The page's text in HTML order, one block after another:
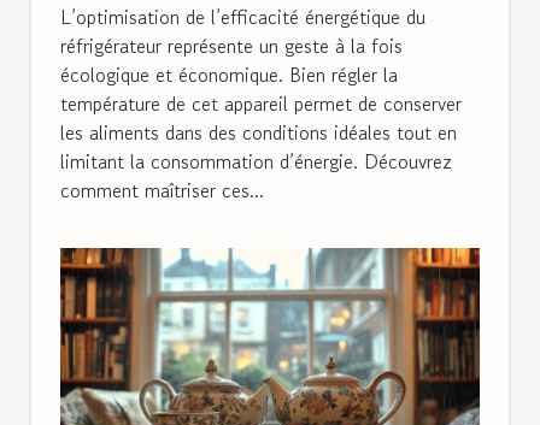
L’optimisation de l’efficacité énergétique du
réfrigérateur représente un geste à la fois
écologique et économique. Bien régler la
température de cet appareil permet de conserver
les aliments dans des conditions idéales tout en
limitant la consommation d’énergie. Découvrez
comment maîtriser ces...